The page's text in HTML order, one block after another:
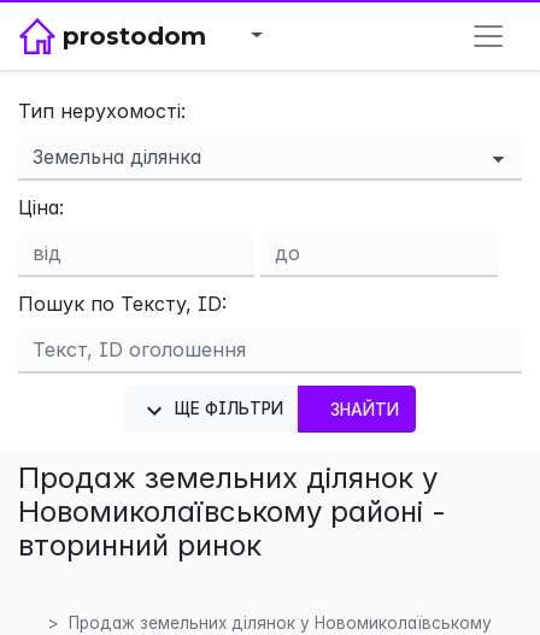
prostodom
Тип нерухомості:
Ціна:
Пошук по Тексту, ID:
ЩЕ ФІЛЬТРИ ЗНАЙТИ
Продаж земельних ділянок у
Новомиколаївському районі -
вторинний ринок
Продаж земельних ділянок у Новомиколаївському
×